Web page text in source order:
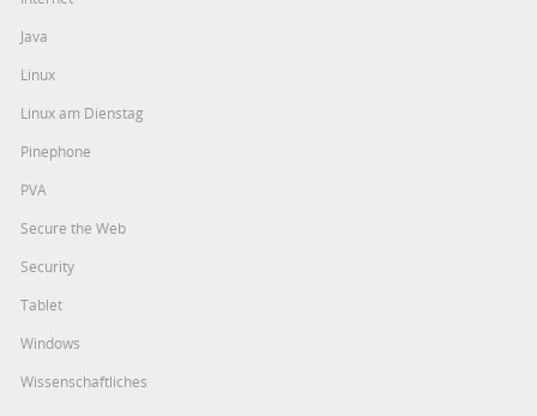
Java
Linux
Linux am Dienstag
Pinephone
PVA
Secure the Web
Security
Tablet
Windows
Wissenschaftliches